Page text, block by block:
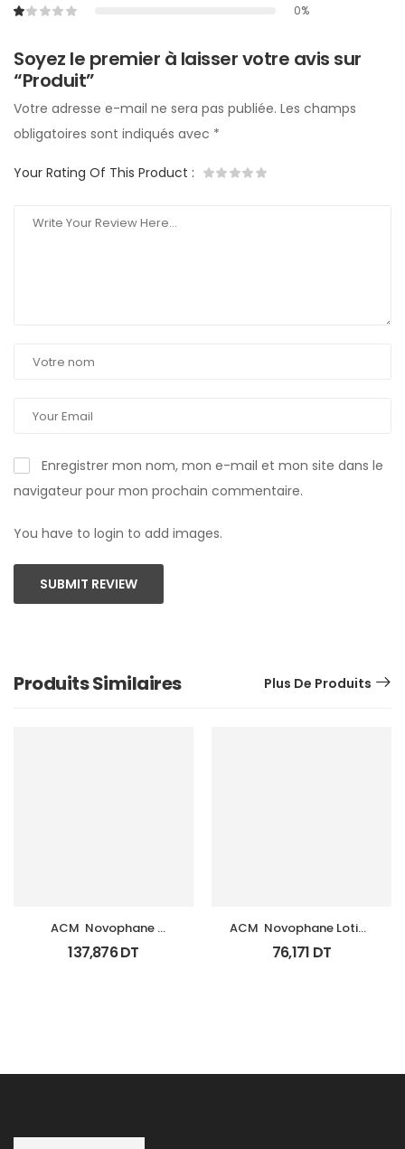
0%
Soyez le premier à laisser votre avis sur
“Produit”
Votre adresse e-mail ne sera pas publiée. Les champs
obligatoires sont indiqués avec *
Your Rating Of This Product :
Enregistrer mon nom, mon e-mail et mon site dans le
navigateur pour mon prochain commentaire.
You have to login to add images.
SUBMIT REVIEW
Produits Similaires Plus De Produits
ACM  Novophane
Coffret Anti Chute
(Lotion+Shp+Cp)
137,876DT
ACM  Novophane Lotion
100Ml
76,171 DT